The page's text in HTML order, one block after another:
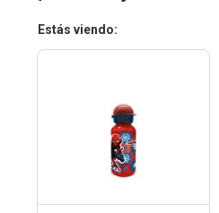
Estás viendo: